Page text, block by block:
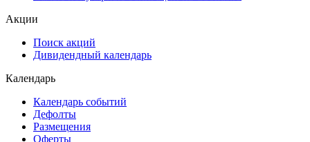
ESG
Самые популярные облигации на Cbonds.ru
Дивидендный календарь
Календарь